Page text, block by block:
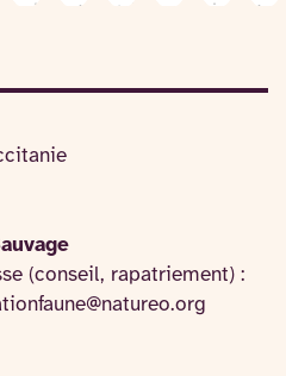
(conseil, rapatriement) :